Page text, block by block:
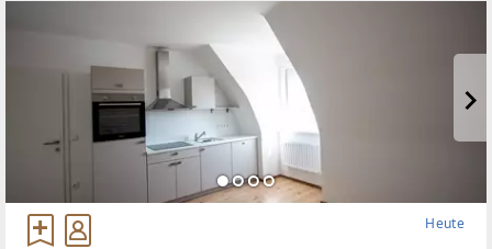
Heute